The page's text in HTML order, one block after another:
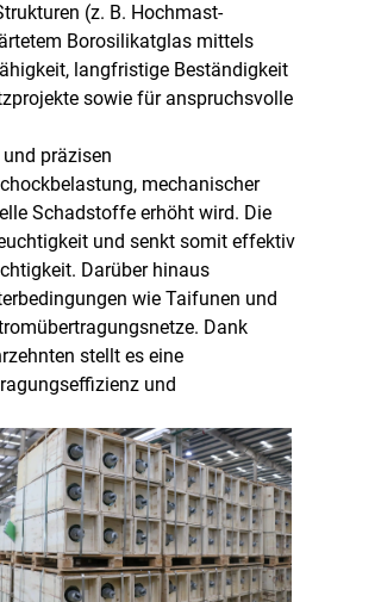
(z. B. Hochmast-
Borosilikatglas mittels
langfristige Beständigkeit
sowie für anspruchsvolle
präzisen
mechanischer
Schadstoffe erhöht wird. Die
und senkt somit effektiv
Darüber hinaus
wie Taifunen und
Dank
stellt es eine
und